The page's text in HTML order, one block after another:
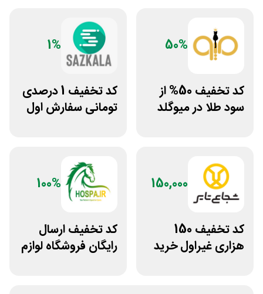
50%
کد تخفیف 50% از
سود طلا در میوگلد
1%
کد تخفیف 1 درصدی
تومانی سفارش اول
150,000
کد تخفیف 150
هزاری غیراول خرید
100%
کد تخفیف ارسال
رایگان فروشگاه لوازم